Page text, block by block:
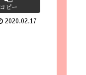
コピー
2020.02.17